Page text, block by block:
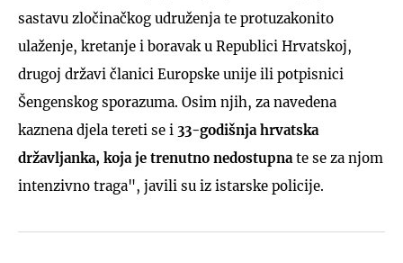
sastavu zločinačkog udruženja te protuzakonito
ulaženje, kretanje i boravak u Republici Hrvatskoj,
drugoj državi članici Europske unije ili potpisnici
Šengenskog sporazuma. Osim njih, za navedena
kaznena djela tereti se i 33-godišnja hrvatska
državljanka, koja je trenutno nedostupna te se za njom
intenzivno traga", javili su iz istarske policije.